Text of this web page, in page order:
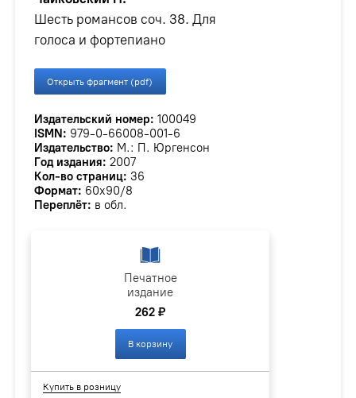
Шесть романсов соч. 38. Для
голоса и фортепиано
Открыть фрагмент (pdf)
Издательский номер: 100049
ISMN: 979-0-66008-001-6
Издательство: М.: П. Юргенсон
Год издания: 2007
Кол-во страниц: 36
Формат: 60х90/8
Переплёт: в обл.
Печатное
издание
262 ₽
В корзину
Купить в розницу